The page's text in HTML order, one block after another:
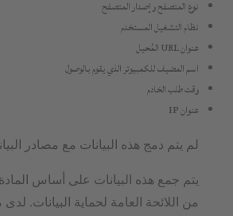
نوع المتصفح وإصدار المتصفح
نظام التشغيل المستخدم
عنوان URL المُحيل
اسم المضيف للكمبيوتر الذي يقوم بالوصول
وقت طلب الخادم
عنوان IP
لم يتم دمج هذه البيانات مع مصادر
من اللائحة العامة لحماية البيانات.